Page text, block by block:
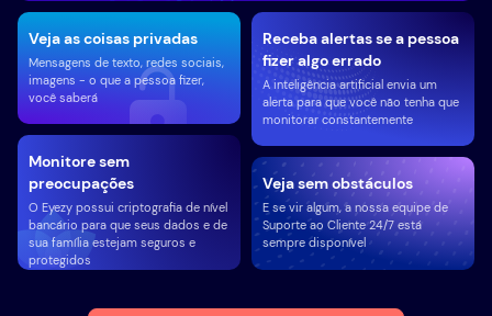
Monitore sem
preocupações
O Eyezy possui criptografia de nível
bancário para que seus dados e de
sua família estejam seguros e
protegidos
Veja as coisas privadas
Mensagens de texto, redes sociais,
imagens - o que a pessoa fizer,
você saberá
Receba alertas se a pessoa
fizer algo errado
A inteligência artificial envia um
alerta para que você não tenha que
monitorar constantemente
Veja sem obstáculos
E se vir algum, a nossa equipe de
Suporte ao Cliente 24/7 está
sempre disponível